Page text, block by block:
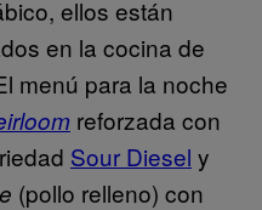
ellos están
en la cocina de
menú para la noche
reforzada con
Sour Diesel y
(pollo relleno) con